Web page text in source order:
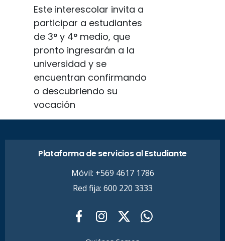
Este interescolar invita a
participar a estudiantes
de 3° y 4° medio, que
pronto ingresarán a la
universidad y se
encuentran confirmando
o descubriendo su
vocación